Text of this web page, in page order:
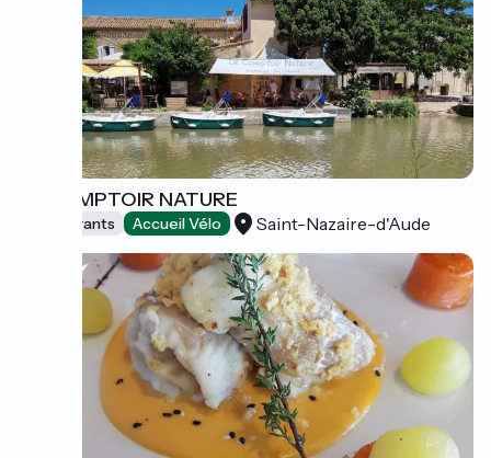
LE COMPTOIR NATURE
Restaurants Accueil Vélo Saint-Nazaire-d'Aude